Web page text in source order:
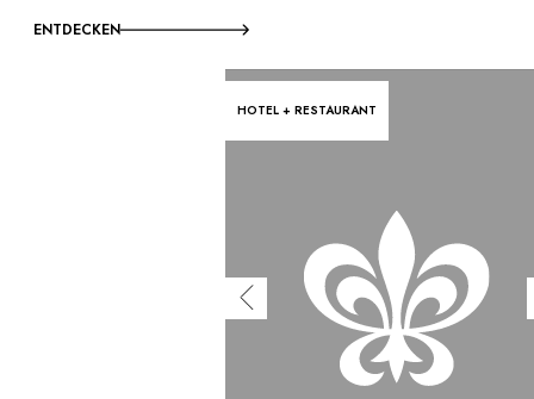
ENTDECKEN
HOTEL + RESTAURANT